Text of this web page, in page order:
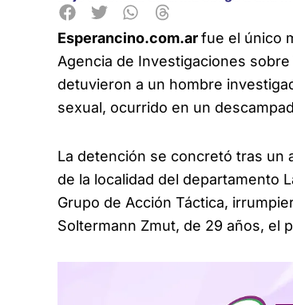
Esperancino.com.arfue el único
Agencia de Investigaciones
detuvieron a un hombre
sexual, ocurrido en un
La detención se concretó tras un
de la localidad del departamento
Grupo de Acción Táctica,
Soltermann Zmut, de 29 años, el